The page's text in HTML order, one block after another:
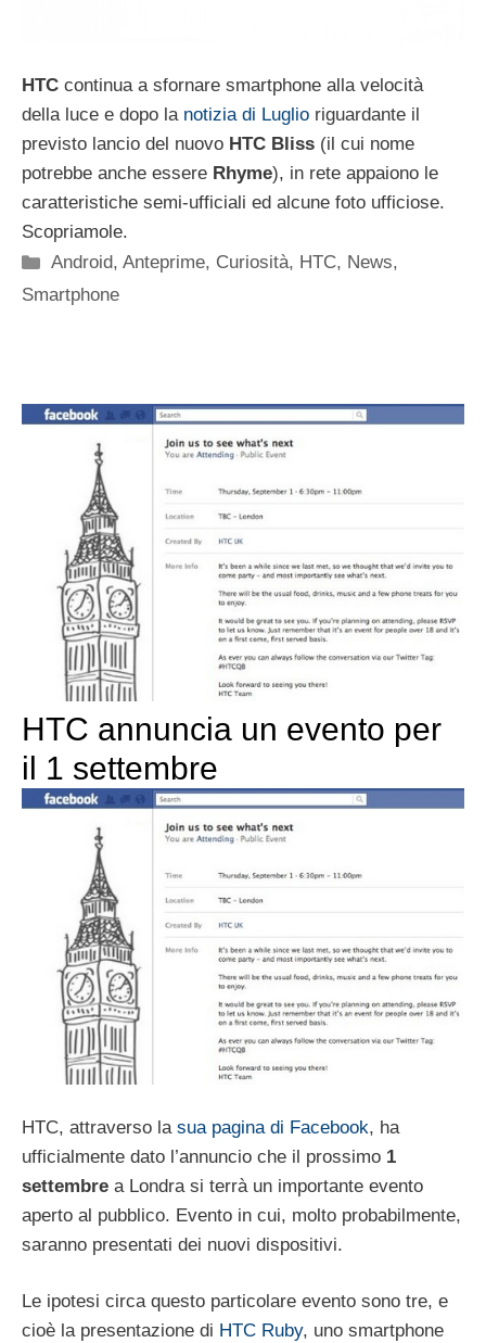
HTC continua a sfornare smartphone alla velocità
della luce e dopo la notizia di Luglio riguardante il
previsto lancio del nuovo HTC Bliss (il cui nome
potrebbe anche essere Rhyme), in rete appaiono le
caratteristiche semi-ufficiali ed alcune foto ufficiose.
Scopriamole.
Categorie
Android,Anteprime, Curiosità, HTC, News,
Smartphone
HTC annuncia un evento per
il 1 settembre
HTC, attraverso la sua pagina di Facebook, ha
ufficialmente dato l’annuncio che il prossimo 1
settembre a Londra si terrà un importante evento
aperto al pubblico. Evento in cui, molto probabilmente,
saranno presentati dei nuovi dispositivi.
Le ipotesi circa questo particolare evento sono tre, e
cioè la presentazione di HTC Ruby, uno smartphone